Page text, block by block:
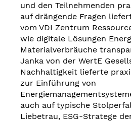
und den Teilnehmenden
auf drängende Fragen
vom VDI Zentrum
wie digitale Lösungen
Materialverbräuche
Janka von der WertE
Nachhaltigkeit lieferte
zur Einführung von
auch auf typische
Liebetrau, ESG-Stratege